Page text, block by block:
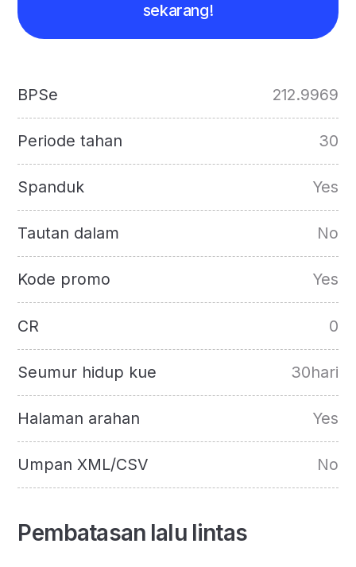
sekarang!
BPSe 212.9969
Periode tahan 30
Spanduk Yes
Tautan dalam No
Kode promo Yes
CR 0
Seumur hidup kue 30hari
Halaman arahan Yes
Umpan XML/CSV No
Pembatasan lalu lintas